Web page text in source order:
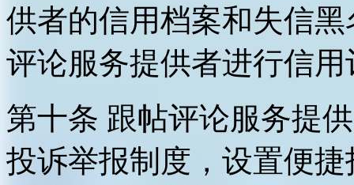
供者的信用档案和失信
评论服务提供者进行信用
第十条 跟帖评论服务提
投诉举报制度，设置便